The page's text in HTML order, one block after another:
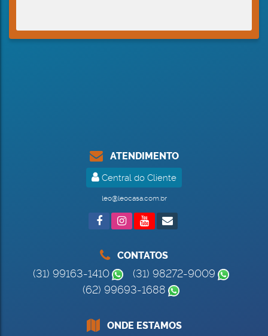
ATENDIMENTO
Central do Cliente
leo@leocasa.com.br
CONTATOS
(31) 99163-1410
(31) 98272-9009
(62) 99693-1688
ONDE ESTAMOS